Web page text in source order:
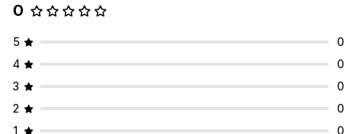
0
5
0
4
0
3
0
2
0
1
0